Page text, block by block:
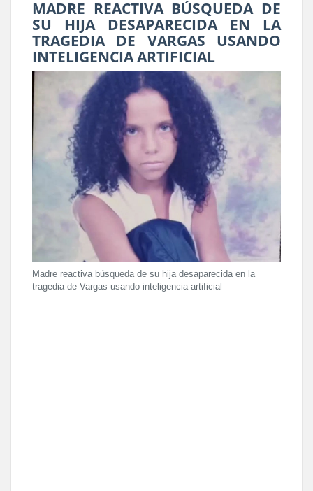
MADRE REACTIVA BÚSQUEDA DE
SU HIJA DESAPARECIDA EN LA
TRAGEDIA DE VARGAS USANDO
INTELIGENCIA ARTIFICIAL
Madre reactiva búsqueda de su hija desaparecida en la
tragedia de Vargas usando inteligencia artificial